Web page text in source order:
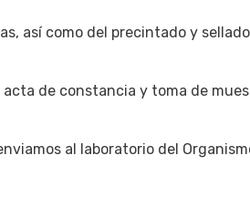
así como del precintado y
de constancia y toma de
al laboratorio del